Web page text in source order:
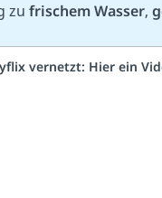
zu frischem Wasser,
vernetzt: Hier ein